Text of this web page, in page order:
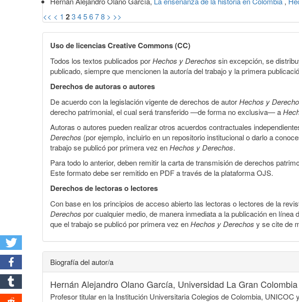
<< < 1 2345678 > >>
Uso de licencias Creative Commons (CC)
Todos los textos publicados porHechos y Derechos sin excepción, se
publicado, siempre que mencionen la autoría del trabajo y la primera
Derechos de autoras o autores
De acuerdo con la legislación vigente de derechos de autorHechos y
derecho patrimonial, el cual será transferido —de forma no exclusiva— a
Autoras o autores pueden realizar otros acuerdos contractuales
Derechos (por ejemplo, incluirlo en un repositorio institucional o darlo a
trabajo se publicó por primera vez enHechos y Derechos.
Para todo lo anterior, deben remitir la carta de transmisión de derechos
Este formato debe ser remitido en PDF a través de la plataforma OJS.
Derechos de lectoras o lectores
Con base en los principios de acceso abierto las lectoras o lectores de la
Derechos por cualquier medio, de manera inmediata a la publicación en
que el trabajo se publicó por primera vez enHechos y Derechos y se cite de
Biografía del autor/a
Hernán Alejandro Olano García, Universidad La Gran Colombia
Profesor titular en la Institución Universitaria Colegios de Colombia,